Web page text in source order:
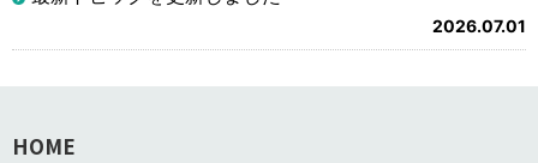
2026.07.01
HOME